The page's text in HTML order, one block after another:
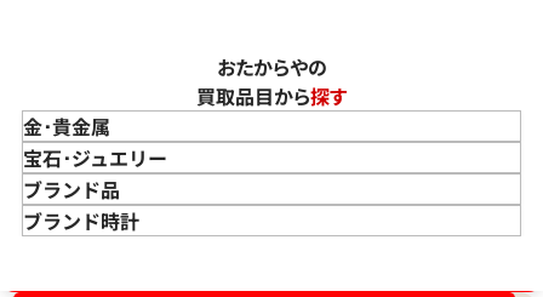
おたからやの
買取品目から探す
金･貴金属
金 買取
金のインゴット 買取
金のアクセサリー 買取
宝石･ジュエリー
宝石･ジュエリー買取
ダイヤモンド 買取
ブランド品
バッグ･小物 買取
ブランド時計